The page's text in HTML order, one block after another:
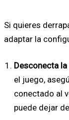
Si quieres
adaptar la
Desconecta
el juego,
conectado al
puede dejar